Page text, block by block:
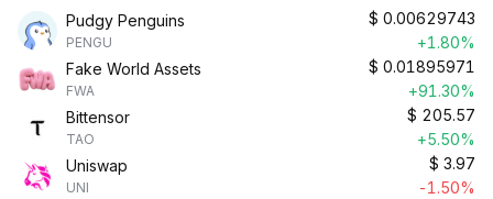
Pudgy Penguins
PENGU
$ 0.00629743
+1.80%
Fake World Assets
FWA
$ 0.01895971
+91.30%
Bittensor
TAO
$ 205.57
+5.50%
Uniswap
UNI
$ 3.97
-1.50%